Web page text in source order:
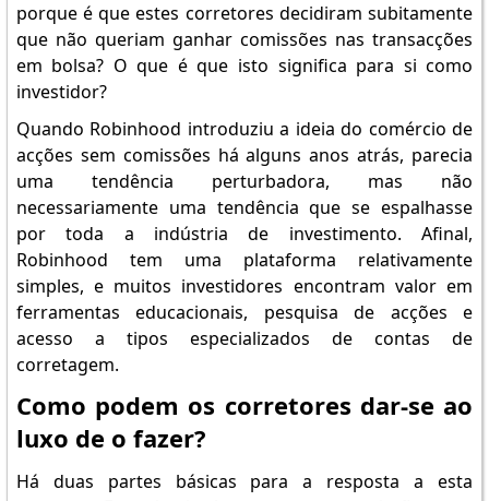
porque é que estes corretores decidiram subitamente
que não queriam ganhar comissões nas transacções
em bolsa? O que é que isto significa para si como
investidor?
Quando Robinhood introduziu a ideia do comércio de
acções sem comissões há alguns anos atrás, parecia
uma tendência perturbadora, mas não
necessariamente uma tendência que se espalhasse
por toda a indústria de investimento. Afinal,
Robinhood tem uma plataforma relativamente
simples, e muitos investidores encontram valor em
ferramentas educacionais, pesquisa de acções e
acesso a tipos especializados de contas de
corretagem.
Como podem os corretores dar-se ao
luxo de o fazer?
Há duas partes básicas para a resposta a esta